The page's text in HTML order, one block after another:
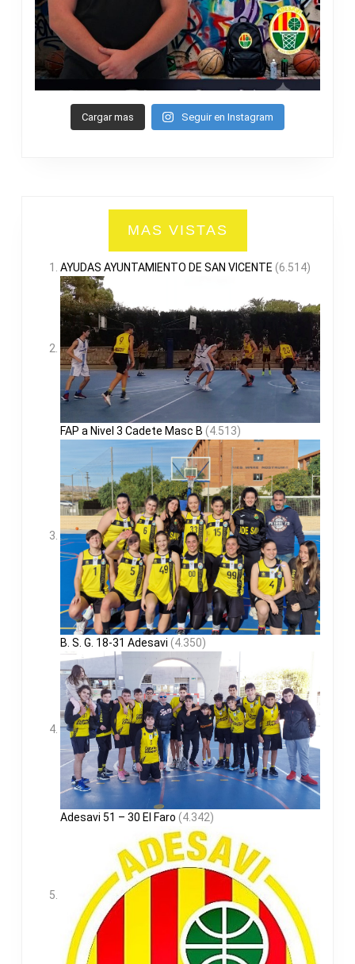
Cargar mas Seguir en Instagram
MAS VISTAS
AYUDAS AYUNTAMIENTO DE SAN VICENTE (6.514)
FAP a Nivel 3 Cadete Masc B (4.513)
B. S. G. 18-31 Adesavi (4.350)
Adesavi 51 – 30 El Faro (4.342)